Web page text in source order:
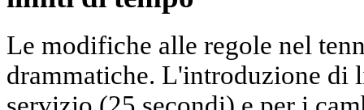
Le modifiche alle regole nel
drammatiche. L'introduzione